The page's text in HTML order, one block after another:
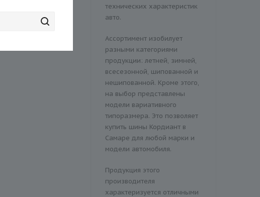
технических характеристик
авто.
Ассортимент изобилует
разными категориями
продукции: летней, зимней,
всесезонной, шипованной и
нешипованной. Кроме этого,
на выбор представлены
модели вариативного
типоразмера. Это позволяет
купить шины Кордиант в
Самаре для любой марки и
модели автомобиля.
Продукция этого
производителя
характеризуется отличными